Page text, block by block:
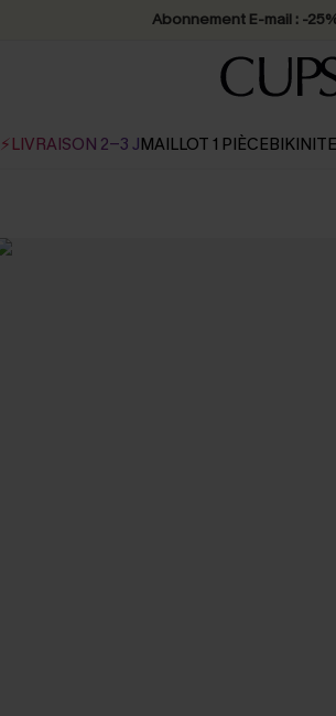
Abonnement E-mail : -
⚡LIVRAISON 2-3 JMAILLOT 1 PIÈCEBIKINI